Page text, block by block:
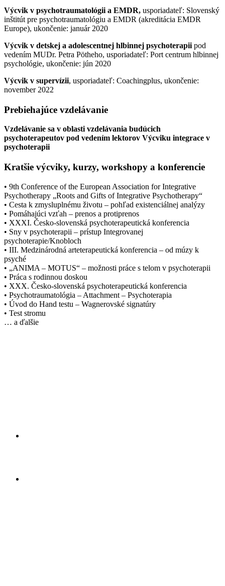
Výcvik v psychotraumatológii a EMDR, usporiadateľ: Slovenský
inštitút pre psychotraumatológiu a EMDR (akreditácia EMDR
Europe), ukončenie: január 2020
Výcvik v detskej a adolescentnej hlbinnej psychoterapii pod
vedením MUDr. Petra Pötheho, usporiadateľ: Port centrum hlbinnej
psychológie, ukončenie: jún 2020
Výcvik v supervízii, usporiadateľ: Coachingplus, ukončenie:
november 2022
Prebiehajúce vzdelávanie
Vzdelávanie sa v oblasti vzdelávania budúcich
psychoterapeutov pod vedením lektorov Výcviku integrace v
psychoterapii
Kratšie výcviky, kurzy, workshopy a konferencie
• 9th Conference of the European Association for Integrative
Psychotherapy „Roots and Gifts of Integrative Psychotherapy“
• Cesta k zmysluplnému životu – pohľad existenciálnej analýzy
• Pomáhajúci vzťah – prenos a protiprenos
• XXXI. Česko-slovenská psychoterapeutická konferencia
• Sny v psychoterapii – prístup Integrovanej
psychoterapie/Knobloch
• III. Medzinárodná arteterapeutická konferencia – od múzy k
psyché
• „ANIMA – MOTUS“ – možnosti práce s telom v psychoterapii
• Práca s rodinnou doskou
• XXX. Česko-slovenská psychoterapeutická konferencia
• Psychotraumatológia – Attachment – Psychoterapia
• Úvod do Hand testu – Wagnerovské signatúry
• Test stromu
… a ďalšie